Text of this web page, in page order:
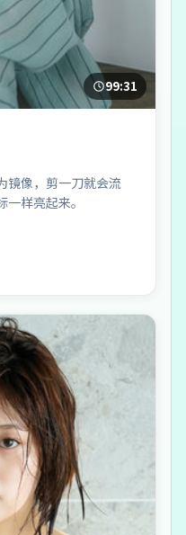
99:31
镜像，剪一刀就会流
样亮起来。